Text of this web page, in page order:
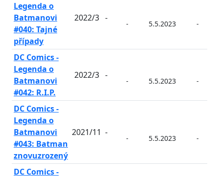
Legenda o
Batmanovi
#040: Tajné
případy
2022/3 -
- 5.5.2023 -
DC Comics -
Legenda o
Batmanovi
#042: R.I.P.
2022/3 -
- 5.5.2023 -
DC Comics -
Legenda o
Batmanovi
#043: Batman
znovuzrozený
2021/11 -
- 5.5.2023 -
DC Comics -